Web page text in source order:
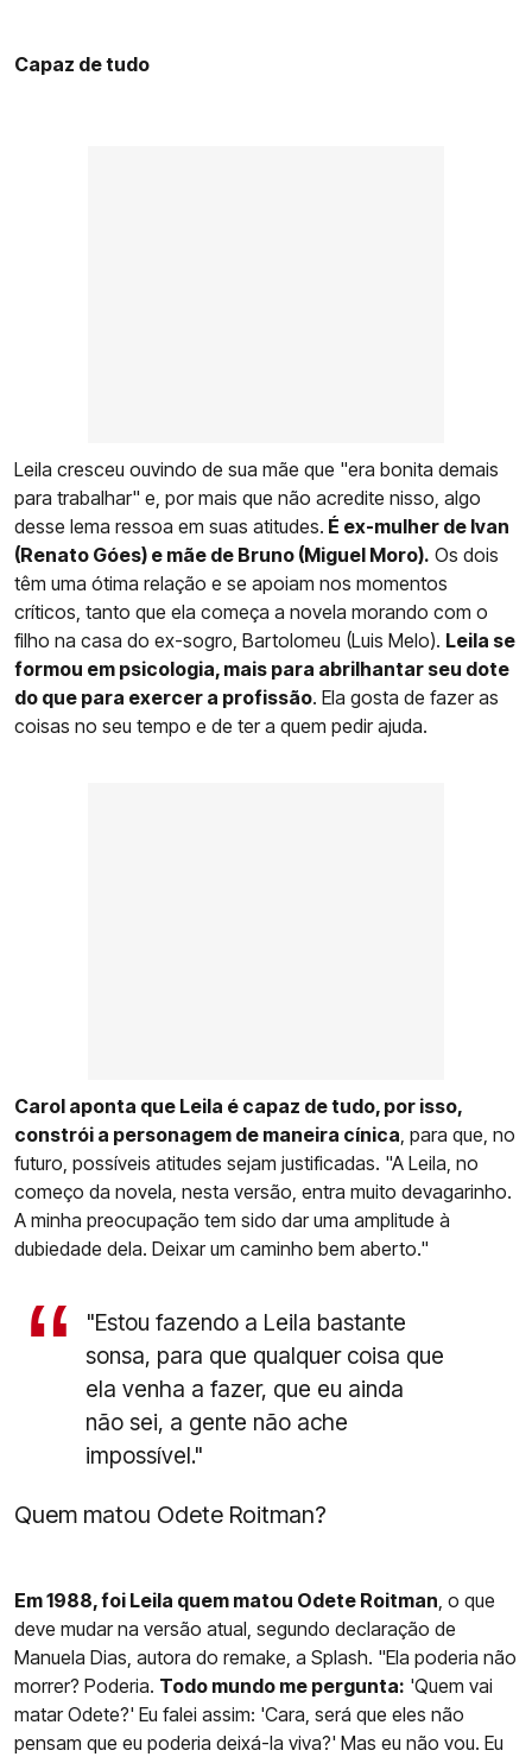
Capaz de tudo
Leila cresceu ouvindo de sua mãe que "era bonita demais
para trabalhar" e, por mais que não acredite nisso, algo
desse lema ressoa em suas atitudes. É ex-mulher de Ivan
(Renato Góes) e mãe de Bruno (Miguel Moro). Os dois
têm uma ótima relação e se apoiam nos momentos
críticos, tanto que ela começa a novela morando com o
filho na casa do ex-sogro, Bartolomeu (Luis Melo). Leila se
formou em psicologia, mais para abrilhantar seu dote
do que para exercer a profissão. Ela gosta de fazer as
coisas no seu tempo e de ter a quem pedir ajuda.
Carol aponta que Leila é capaz de tudo, por isso,
constrói a personagem de maneira cínica , para que, no
futuro, possíveis atitudes sejam justificadas. "A Leila, no
começo da novela, nesta versão, entra muito devagarinho.
A minha preocupação tem sido dar uma amplitude à
dubiedade dela. Deixar um caminho bem aberto."
"Estou fazendo a Leila bastante
sonsa, para que qualquer coisa que
ela venha a fazer, que eu ainda
não sei, a gente não ache
impossível."
Quem matou Odete Roitman?
Em 1988, foi Leila quem matou Odete Roitman , o que
deve mudar na versão atual, segundo declaração de
Manuela Dias, autora do remake, a Splash. "Ela poderia não
morrer? Poderia. Todo mundo me pergunta: 'Quem vai
matar Odete?' Eu falei assim: 'Cara, será que eles não
pensam que eu poderia deixá-la viva?' Mas eu não vou. Eu